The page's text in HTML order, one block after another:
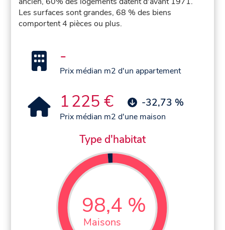
Les surfaces sont grandes, 68 % des biens
comportent 4 pièces ou plus.
-
Prix médian m2 d'un appartement
1 225 € -32,73 %
Prix médian m2 d'une maison
Type d'habitat
98,4 %
Maisons